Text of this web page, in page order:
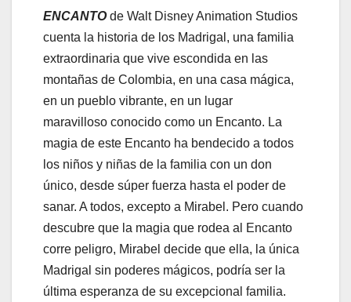
ENCANTOde Walt Disney Animation Studios
cuenta la historia de los Madrigal, una familia
extraordinaria que vive escondida en las
montañas de Colombia, en una casa mágica,
en un pueblo vibrante, en un lugar
maravilloso conocido como un Encanto. La
magia de este Encanto ha bendecido a todos
los niños y niñas de la familia con un don
único, desde súper fuerza hasta el poder de
sanar. A todos, excepto a Mirabel. Pero cuando
descubre que la magia que rodea al Encanto
corre peligro, Mirabel decide que ella, la única
Madrigal sin poderes mágicos, podría ser la
última esperanza de su excepcional familia.